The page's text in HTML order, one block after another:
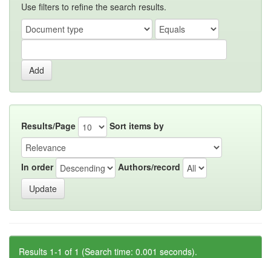
Use filters to refine the search results.
Results/Page Sort items by
In order Authors/record
Results 1-1 of 1 (Search time: 0.001 seconds).